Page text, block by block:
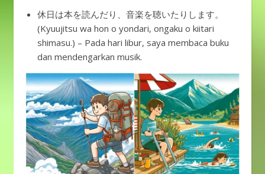
休日は本を読んだり、音楽を聴いたりします。
(Kyuujitsu wa hon o yondari, ongaku o kiitari
shimasu.) – Pada hari libur, saya membaca buku
dan mendengarkan musik.